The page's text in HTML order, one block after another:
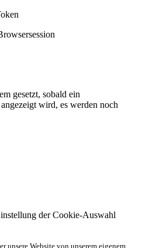
gesetzt, sobald ein
wird, es werden noch
der Cookie-Auswahl
unsere Website von unserem eigenem